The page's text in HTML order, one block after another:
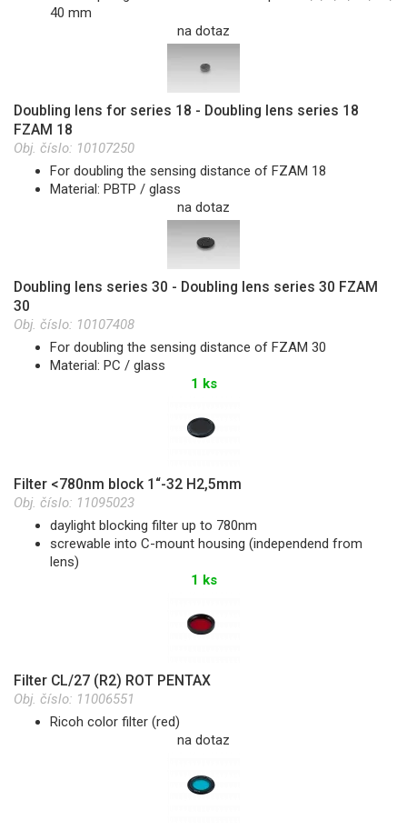
40 mm
na dotaz
Doubling lens for series 18 - Doubling lens series 18
FZAM 18
Obj. číslo: 10107250
For doubling the sensing distance of FZAM 18
Material: PBTP / glass
na dotaz
Doubling lens series 30 - Doubling lens series 30 FZAM
30
Obj. číslo: 10107408
For doubling the sensing distance of FZAM 30
Material: PC / glass
1 ks
Filter <780nm block 1“-32 H2,5mm
Obj. číslo: 11095023
daylight blocking filter up to 780nm
screwable into C-mount housing (independend from
lens)
1 ks
Filter CL/27 (R2) ROT PENTAX
Obj. číslo: 11006551
Ricoh color filter (red)
na dotaz